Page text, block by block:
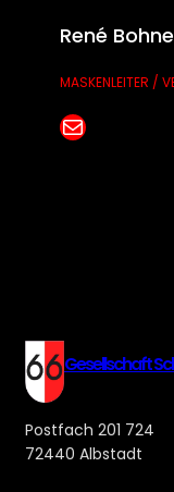
René
MASKENLEITER /
E-Mail senden
Gesellschaft
Postfach 201 724
72440 Albstadt